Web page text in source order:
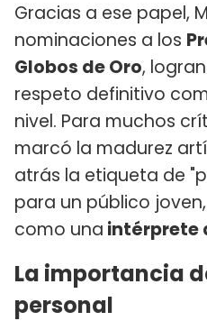
Gracias a ese papel,
nominaciones a los
Globos de Oro,
respeto definitivo
nivel. Para muchos
marcó la madurez
atrás la etiqueta de
para un público
como una intérprete
La importancia
personal